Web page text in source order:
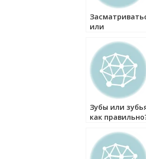
или
как правильно?
Зубы или
как